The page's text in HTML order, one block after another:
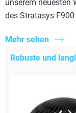
unserem neuesten
des Stratasys
Mehr sehen
Robuste und